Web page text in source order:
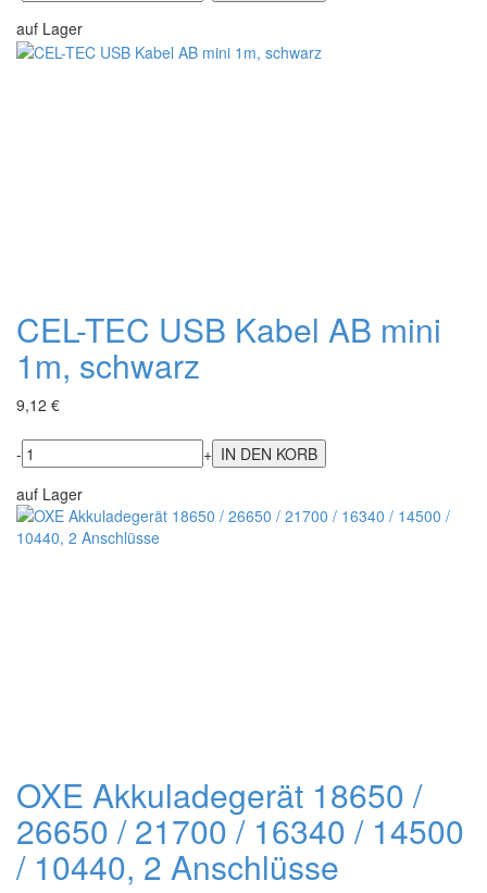
auf Lager
CEL-TEC USB Kabel AB mini
1m, schwarz
9,12 €
-
+
auf Lager
OXE Akkuladegerät 18650 /
26650 / 21700 / 16340 / 14500
/ 10440, 2 Anschlüsse